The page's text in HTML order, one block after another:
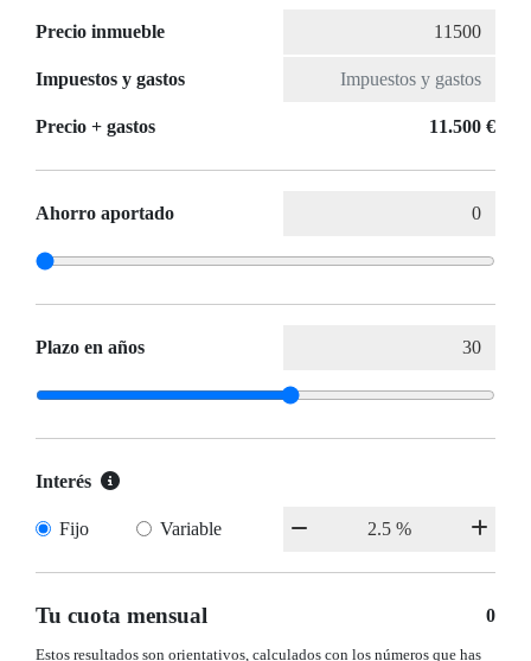
Precio inmueble
Impuestos y gastos
Precio + gastos 11.500 €
Ahorro aportado
Plazo en años
Interés
Fijo Variable
Tu cuota mensual 0
Estos resultados son orientativos, calculados con los números que has